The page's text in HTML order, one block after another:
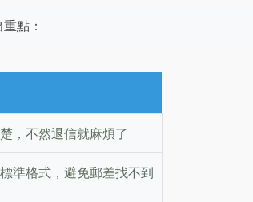
點：
，不然退信就麻煩了
準格式，避免郵差找不到